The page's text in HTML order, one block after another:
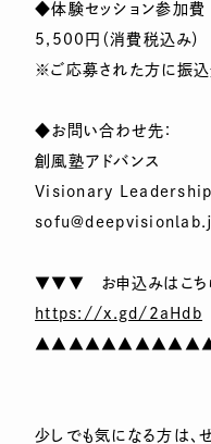
◆体験セッション参加費
5,500円（消費税込み）
※ご応募された方に振込
◆お問い合わせ先：
創風塾アドバンス
Visionary
▼▼▼ お申込みはこ
https://x.gd/2aHdb
少しでも気になる方は、